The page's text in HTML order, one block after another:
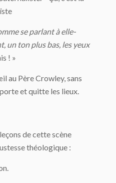
se parlant à elle-
un ton plus bas, les yeux
! »
au Père Crowley, sans
et quitte les lieux.
de cette scène
théologique :